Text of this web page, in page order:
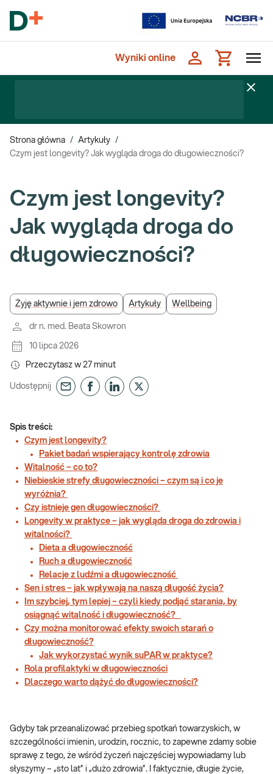
Wyniki online
Strona główna / Artykuły /
Czym jest longevity? Jak wygląda droga do długowieczności?
Czym jest longevity?
Jak wygląda droga do
długowieczności?
Żyję aktywnie i jem zdrowo Artykuły Wellbeing
dr n. med. Beata Skowron
10 lipca 2026
Przeczytasz w 27 minut
Udostępnij
Spis treści:
Czym jest longevity?
Pakiet badań wspierający kontrolę zdrowia
Witalność – co to?
Niebieskie strefy długowieczności – czym są i co je
wyróżnia?
Czy istnieje gen długowieczności?
Longevity w praktyce – jak wygląda droga do zdrowia i
witalności?
Dieta a długowieczność
Ruch a długowieczność
Relacje z ludźmi a długowieczność
Sen i stres – jak wpływają na naszą długość życia?
Im szybciej, tym lepiej – czyli kiedy podjąć starania, by
osiągnąć witalność i długowieczność?
Czy można monitorować efekty swoich starań o
długowieczność?
Jak wykorzystać wynik suPAR w praktyce?
Rola profilaktyki w długowieczności
Dlaczego warto dążyć do długowieczności?
Gdyby tak przeanalizować przebieg spotkań towarzyskich, w
szczególności imienin, urodzin, rocznic, to zapewne zdamy sobie
sprawę z tego, że wśród życzeń najczęściej wypowiadamy lub
słyszymy – „sto lat” i „dużo zdrowia”. I faktycznie, długie życie,